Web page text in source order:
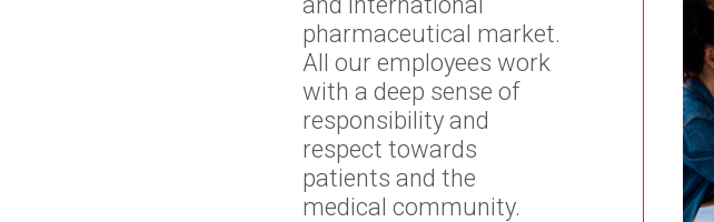
pharmaceutical market.
All our employees work
with a deep sense of
responsibility and
respect towards
patients and the
medical community.